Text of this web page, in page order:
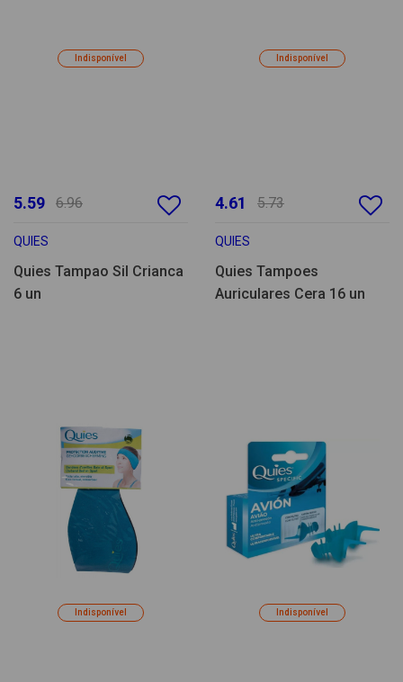
Indisponível
5.59 6.96
QUIES
Quies Tampao Sil Crianca
6 un
Indisponível
4.61 5.73
QUIES
Quies Tampoes
Auriculares Cera 16 un
Indisponível Indisponível